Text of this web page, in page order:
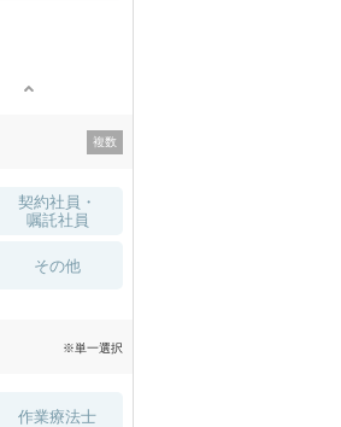
契約社員・
嘱託社員
その他
※単一選択
作業療法士